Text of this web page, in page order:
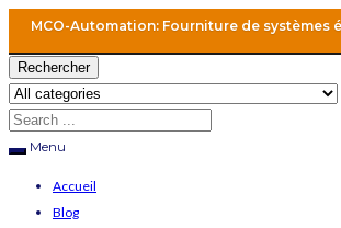
MCO-Automation: Fourniture de
Rechercher
Menu
Accueil
Blog